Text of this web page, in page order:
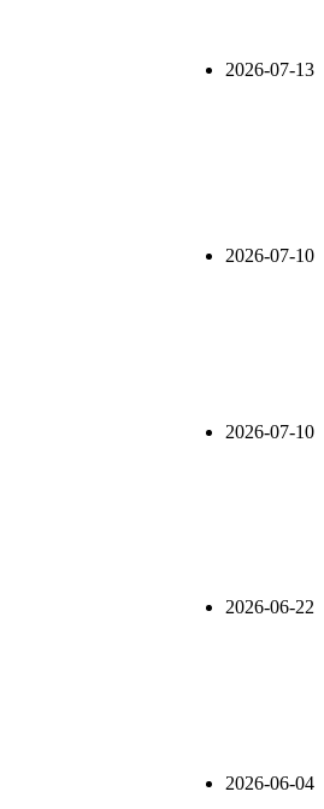
2026-07-13
2026-07-10
2026-07-10
2026-06-22
2026-06-04